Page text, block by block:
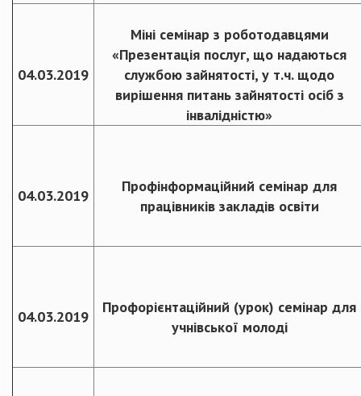
04.03.2019
Міні семінар з роботодавцями
«Презентація послуг, що надаються
службою зайнятості, у т.ч. щодо
вирішення питань зайнятості осіб з
інвалідністю»
04.03.2019
Профінформаційний семінар для
працівників закладів освіти
04.03.2019
Профорієнтаційний (урок) семінар для
учнівської молоді